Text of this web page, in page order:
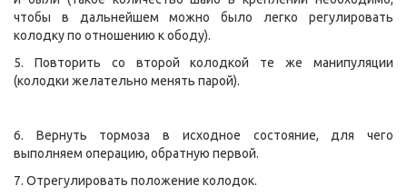
чтобы в дальнейшем можно было легко регулировать
колодку по отношению к ободу).
5. Повторить со второй колодкой те же манипуляции
(колодки желательно менять парой).
6. Вернуть тормоза в исходное состояние, для чего
выполняем операцию, обратную первой.
7. Отрегулировать положение колодок.